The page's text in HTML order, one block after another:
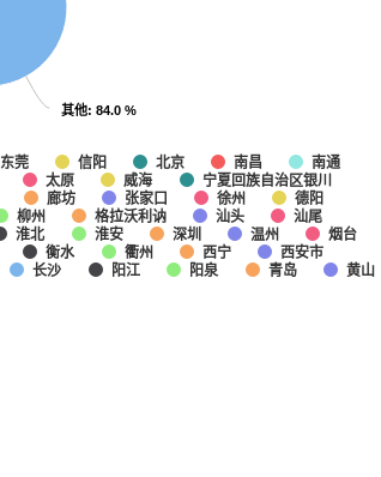
其他: 84.0 %
其他: 84.0 %
东莞 信阳 北京 南昌
南通
太原 威海
宁夏回族自治区银川
廊坊 张家口 徐州
德阳
柳州 格拉沃利讷 汕头
汕尾
淮北 淮安 深圳 温州
烟台
衡水 衢州 西宁
西安市
长沙 阳江 阳泉 青岛 黄山